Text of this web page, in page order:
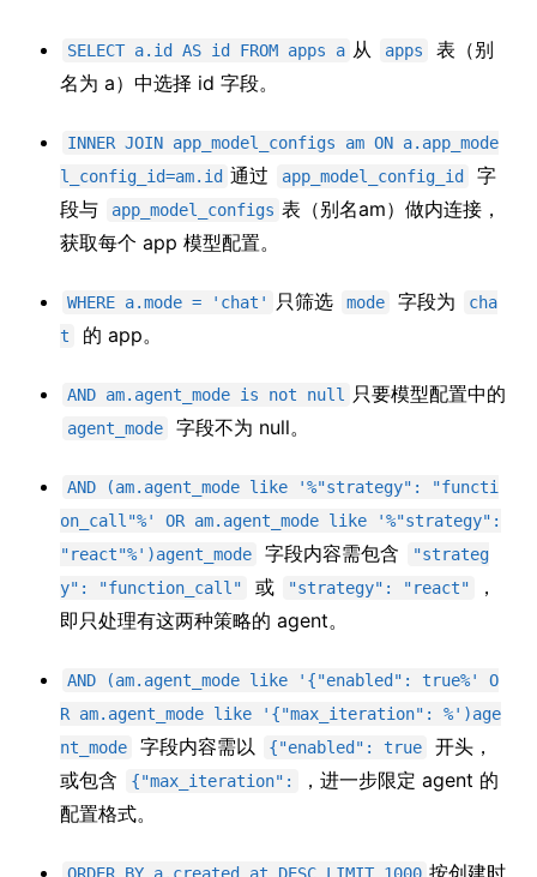
SELECT a.id AS id FROM apps a 从 apps
表（别
名为 a）中选择 id 字段。
INNER JOIN app_model_configs am ON a.app_mode
l_config_id=am.id 通过 app_model_config_id
字
段与
app_model_configs 表（别名am）做内连接，
获取每个 app 模型配置。
WHERE a.mode = 'chat' 只筛选 mode 字段为
cha
t
的 app。
AND am.agent_mode is not null 只要模型配置中的
agent_mode 字段不为 null。
AND (am.agent_mode like '%"strategy": "functi
on_call"%' OR am.agent_mode like '%"strategy":
"react"%')agent_mode
字段内容需包含
"strateg
y": "function_call"
或 "strategy": "react"
，
即只处理有这两种策略的 agent。
AND (am.agent_mode like '{"enabled": true%' O
R am.agent_mode like '{"max_iteration": %')age
nt_mode
字段内容需以 {"enabled": true
开头，
或包含
{"max_iteration":
，进一步限定 agent 的
配置格式。
按创建时